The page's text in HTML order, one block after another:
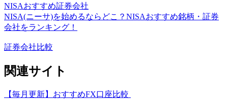
NISAおすすめ証券会社
NISA(ニーサ)を始めるならどこ？NISAおすすめ銘柄・証券
会社をランキング！
証券会社比較
関連サイト
【毎月更新】おすすめFX口座比較